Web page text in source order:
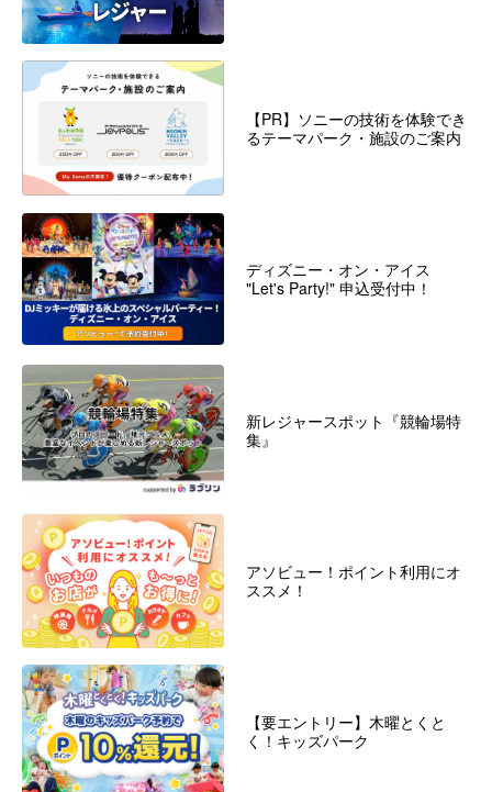
【PR】ソニーの技術を体験でき
るテーマパーク・施設のご案内
ディズニー・オン・アイス
"Let's Party!" 申込受付中！
新レジャースポット『競輪場特
集』
アソビュー！ポイント利用にオ
ススメ！
【要エントリー】木曜とくと
く！キッズパーク